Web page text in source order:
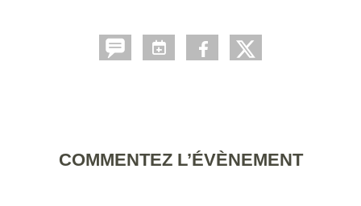
COMMENTEZ L’ÉVÈNEMENT